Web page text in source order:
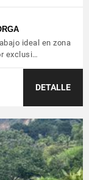
ideal en zona
exclusi…
DETALLE